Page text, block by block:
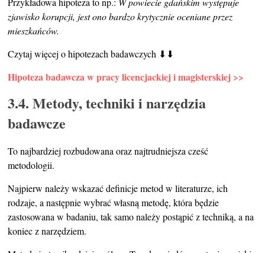
zjawisko korupcji, jest ono bardzo krytycznie oceniane przez
mieszkańców.
Czytaj więcej o hipotezach badawczych ⬇⬇
Hipoteza badawcza w pracy licencjackiej i magisterskiej >>
3.4. Metody, techniki i narzędzia
badawcze
To najbardziej rozbudowana oraz najtrudniejsza cześć
metodologii.
Najpierw należy wskazać definicje metod w literaturze, ich
rodzaje, a następnie wybrać własną metodę, która będzie
zastosowana w badaniu, tak samo należy postąpić z techniką, a na
koniec z narzędziem.